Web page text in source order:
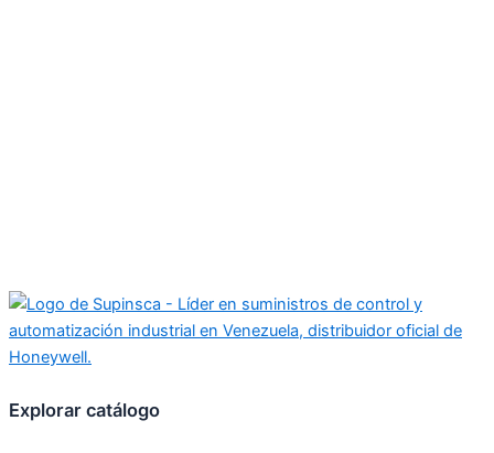
Explorar catálogo